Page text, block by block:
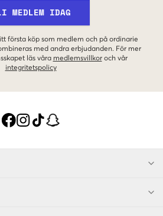
MEDLEM IDAG
första köp som medlem och på ordinarie
med andra erbjudanden. För mer
läs våra medlemsvillkor och vår
integritetspolicy